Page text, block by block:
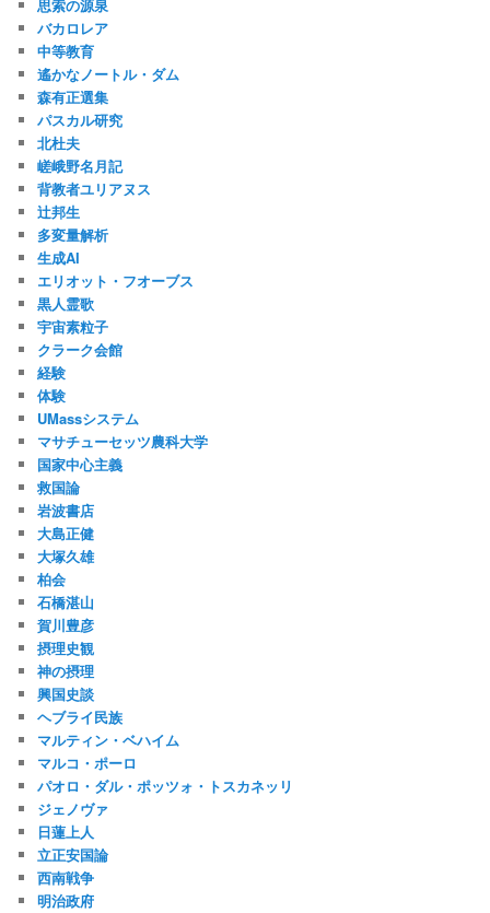
思索の源泉
バカロレア
中等教育
遙かなノートル・ダム
森有正選集
パスカル研究
北杜夫
嵯峨野名月記
背教者ユリアヌス
辻邦生
多変量解析
生成AI
エリオット・フオーブス
黒人霊歌
宇宙素粒子
クラーク会館
経験
体験
UMassシステム
マサチューセッツ農科大学
国家中心主義
救国論
岩波書店
大島正健
大塚久雄
柏会
石橋湛山
賀川豊彦
摂理史観
神の摂理
興国史談
ヘブライ民族
マルティン・ベハイム
マルコ・ポーロ
パオロ・ダル・ポッツォ・トスカネッリ
ジェノヴァ
日蓮上人
立正安国論
西南戦争
明治政府